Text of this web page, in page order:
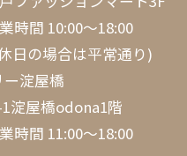
時間 10:00～18:00
日の場合は平常通り)
淀屋橋
淀屋橋odona1階
時間 11:00～18:00